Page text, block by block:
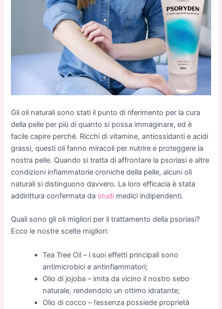
Gli oli naturali sono stati il punto di riferimento per la cura
della pelle per più di quanto si possa immaginare, ed è
facile capire perché. Ricchi di vitamine, antiossidanti e acidi
grassi, questi oli fanno miracoli per nutrire e proteggere la
nostra pelle. Quando si tratta di affrontare la psoriasi e altre
condizioni infiammatorie croniche della pelle, alcuni oli
naturali si distinguono davvero. La loro efficacia è stata
addirittura confermata da studi medici indipendenti.
Quali sono gli oli migliori per il trattamento della psoriasi?
Ecco le nostre scelte migliori:
Tea Tree Oil – i suoi effetti principali sono
antimicrobici e antinfiammatori;
Olio di jojoba – imita da vicino il nostro sebo
naturale, rendendolo un ottimo idratante;
Olio di cocco – l’essenza possiede proprietà